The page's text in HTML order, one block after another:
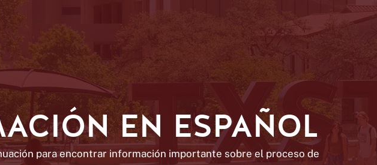
EN ESPAÑOL
para encontrar información importante sobre el proceso de